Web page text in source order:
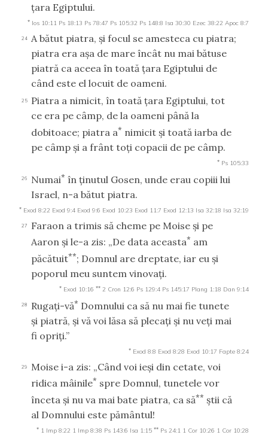
ţara Egiptului.
* Ios 10:11 Ps 18:13 Ps 78:47 Ps 105:32 Ps 148:8 Isa 30:30 Ezec 38:22 Apoc 8:7
24 A bătut piatra, şi focul se amesteca cu piatra;
piatra era aşa de mare încât nu mai bătuse
piatră ca aceea în toată ţara Egiptului de
când este el locuit de oameni.
25
Piatra a nimicit, în toată ţara Egiptului, tot
ce era pe câmp, de la oameni până la
dobitoace; piatra a* nimicit şi toată iarba de
pe câmp şi a frânt toţi copacii de pe câmp.
* Ps 105:33
26 Numai* în ţinutul Gosen, unde erau copiii lui
Israel, n-a bătut piatra.
* Exod 8:22 Exod 9:4 Exod 9:6 Exod 10:23 Exod 11:7 Exod 12:13 Isa 32:18 Isa 32:19
27
Faraon a trimis să cheme pe Moise şi pe
Aaron şi le-a zis: „De data aceasta* am
păcătuit**; Domnul are dreptate, iar eu şi
poporul meu suntem vinovaţi.
* Exod 10:16 ** 2 Cron 12:6 Ps 129:4 Ps 145:17 Plang 1:18 Dan 9:14
28 Rugaţi-vă* Domnului ca să nu mai fie tunete
şi piatră, şi vă voi lăsa să plecaţi şi nu veţi mai
fi opriţi.”
* Exod 8:8 Exod 8:28 Exod 10:17 Fapte 8:24
29
Moise i-a zis: „Când voi ieşi din cetate, voi
ridica mâinile* spre Domnul, tunetele vor
înceta şi nu va mai bate piatra, ca să** ştii că
al Domnului este pământul!
* 1 Imp 8:22 1 Imp 8:38 Ps 143:6 Isa 1:15 ** Ps 24:1 1 Cor 10:26 1 Cor 10:28